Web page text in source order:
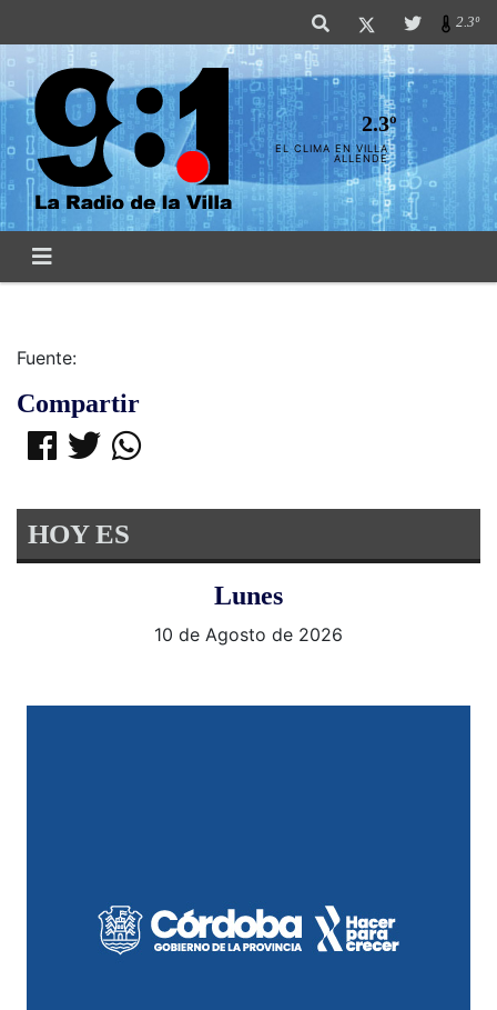
2.3º
2.3º
EL CLIMA EN VILLA
ALLENDE
Fuente:
Compartir
HOY ES
Lunes
10 de Agosto de 2026